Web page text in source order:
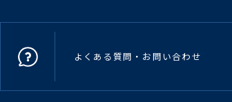
よくある質問・お問い合わせ